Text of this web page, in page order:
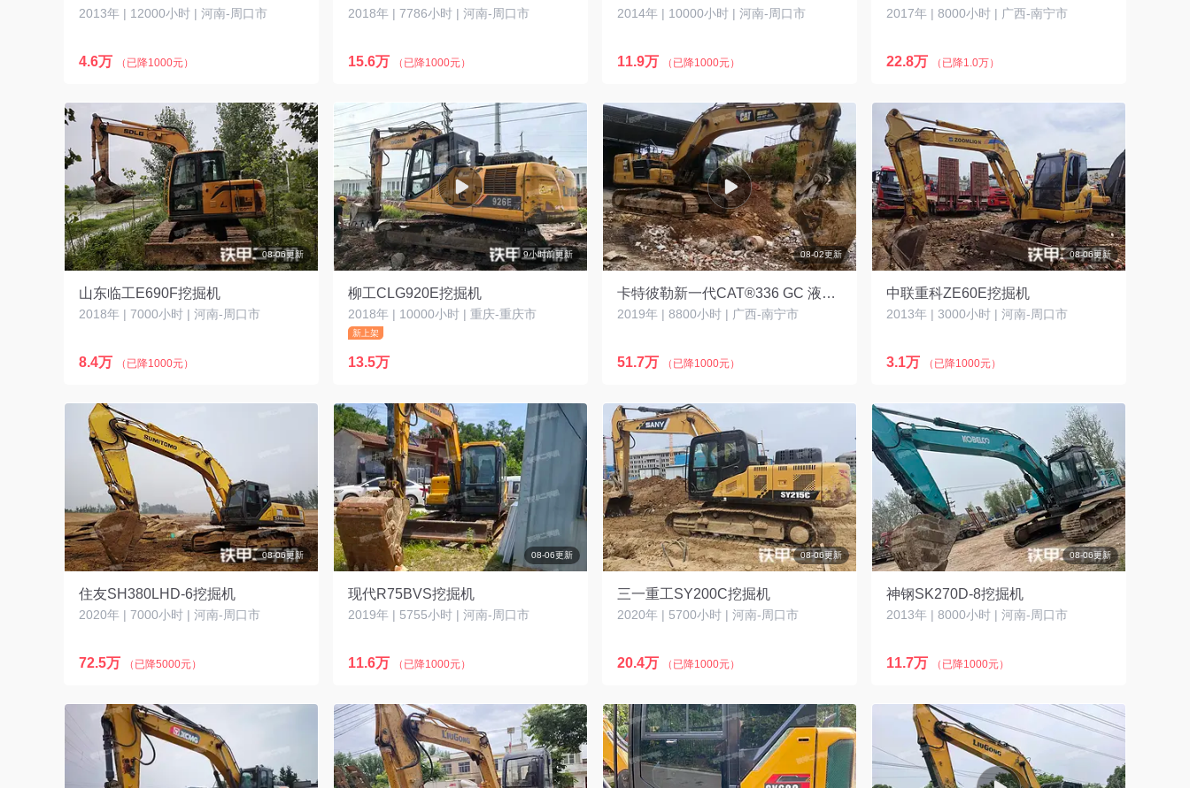
2013年 | 12000小时 | 河南-周口市
4.6万 （已降1000元）
2018年 | 7786小时 | 河南-周口市
15.6万 （已降1000元）
2014年 | 10000小时 | 河南-周口市
11.9万 （已降1000元）
2017年 | 8000小时 | 广西-南宁市
22.8万 （已降1.0万）
08-06更新
山东临工E690F挖掘机
2018年 | 7000小时 | 河南-周口市
8.4万 （已降1000元）
9小时前更新
柳工CLG920E挖掘机
2018年 | 10000小时 | 重庆-重庆市
新上架
13.5万
08-02更新
卡特彼勒新一代CAT®336 GC 液压挖掘机
2019年 | 8800小时 | 广西-南宁市
51.7万 （已降1000元）
08-06更新
中联重科ZE60E挖掘机
2013年 | 3000小时 | 河南-周口市
3.1万 （已降1000元）
08-06更新
住友SH380LHD-6挖掘机
2020年 | 7000小时 | 河南-周口市
72.5万 （已降5000元）
08-06更新
现代R75BVS挖掘机
2019年 | 5755小时 | 河南-周口市
11.6万 （已降1000元）
08-06更新
三一重工SY200C挖掘机
2020年 | 5700小时 | 河南-周口市
20.4万 （已降1000元）
08-06更新
神钢SK270D-8挖掘机
2013年 | 8000小时 | 河南-周口市
11.7万 （已降1000元）